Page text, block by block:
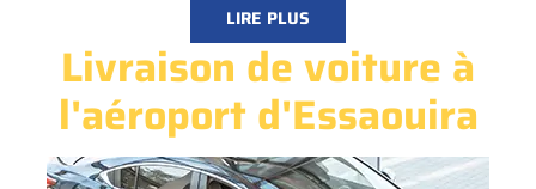
LIRE PLUS
Livraison de voiture à
l'aéroport d'Essaouira